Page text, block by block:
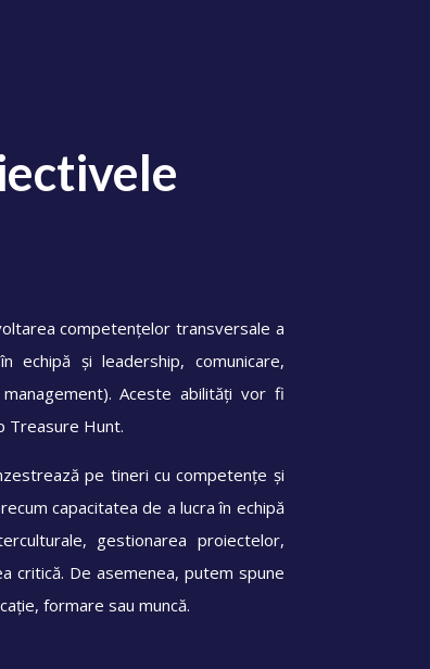
competențelor transversale a
echipă și leadership, comunicare,
Aceste abilități vor fi
Treasure Hunt.
pe tineri cu competențe și
capacitatea de a lucra în echipă
gestionarea proiectelor,
critică. De asemenea, putem spune
formare sau muncă.